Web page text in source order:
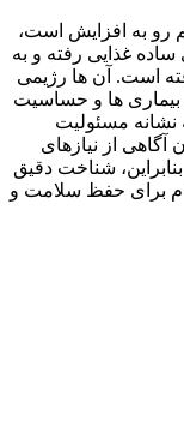
رو به افزایش است،
ساده غذایی رفته و به
است. آن‌ ها رژیمی
بیماری‌ ها و حساسیت‌
نشانه‌ مسئولیت‌
آگاهی از نیازهای
شناخت دقیق
برای حفظ سلامت و